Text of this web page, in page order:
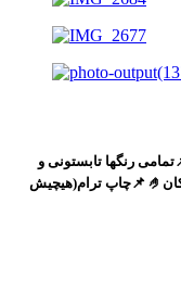
📌تمامی رنگها تابستونی و
شاده😍 📌جنس تیشرت سوپر پنبه☺️ 📌شلوارک ماکان🤌 📌چاپ ترام(هیچیش